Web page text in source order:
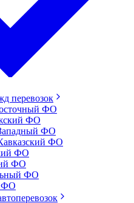
перевозок
ФО
ФО
ФО
ФО
ФО
ФО
ФО